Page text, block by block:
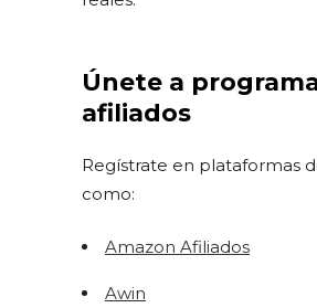
Únete a
afiliados
Regístrate en plataformas
como:
Amazon Afiliados
Awin